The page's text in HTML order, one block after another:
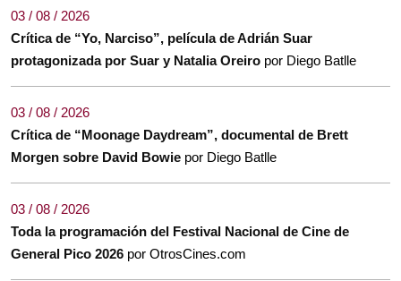
03 / 08 / 2026
Crítica de “Yo, Narciso”, película de Adrián Suar
protagonizada por Suar y Natalia Oreiro por Diego Batlle
03 / 08 / 2026
Crítica de “Moonage Daydream”, documental de Brett
Morgen sobre David Bowie por Diego Batlle
03 / 08 / 2026
Toda la programación del Festival Nacional de Cine de
General Pico 2026 por OtrosCines.com